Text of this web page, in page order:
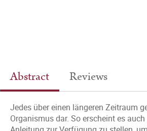
Abstract Reviews
Jedes über einen längeren Zeitraum
Organismus dar. So erscheint es